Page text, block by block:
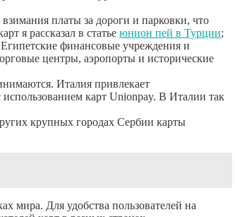
платы за дороги и парковки, что
я рассказал в статье юнион пей в Турции;
финансовые учреждения и
центры, аэропорты и исторические
Италия привлекает
карт Unionpay. В Италии так
крупных городах Сербии карты
мира. Для удобства пользователей на